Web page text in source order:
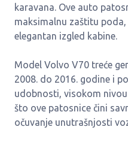
karavana. Ove auto
maksimalnu zaštitu
elegantan izgled kabine.
Model Volvo V70 treće
2008. do 2016. godine i
udobnosti, visokom
što ove patosnice čini
očuvanje unutrašnjosti